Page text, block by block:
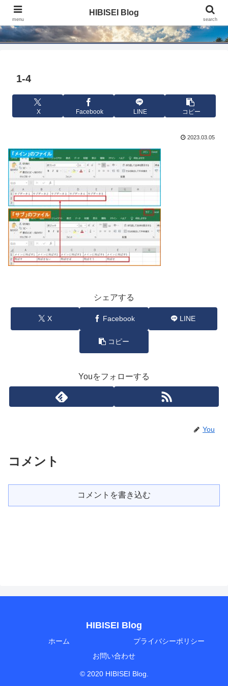
HIBISEI Blog
1-4
X Facebook LINE コピー
2023.03.05
シェアする
X Facebook LINE
コピー
Youをフォローする
You
コメント
コメントを書き込む
HIBISEI Blog
ホーム
プライバシーポリシー
お問い合わせ
© 2020 HIBISEI Blog.
menu
HIBISEI Blog
search